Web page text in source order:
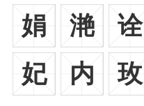
娟
滟 诠
妃
内 玫